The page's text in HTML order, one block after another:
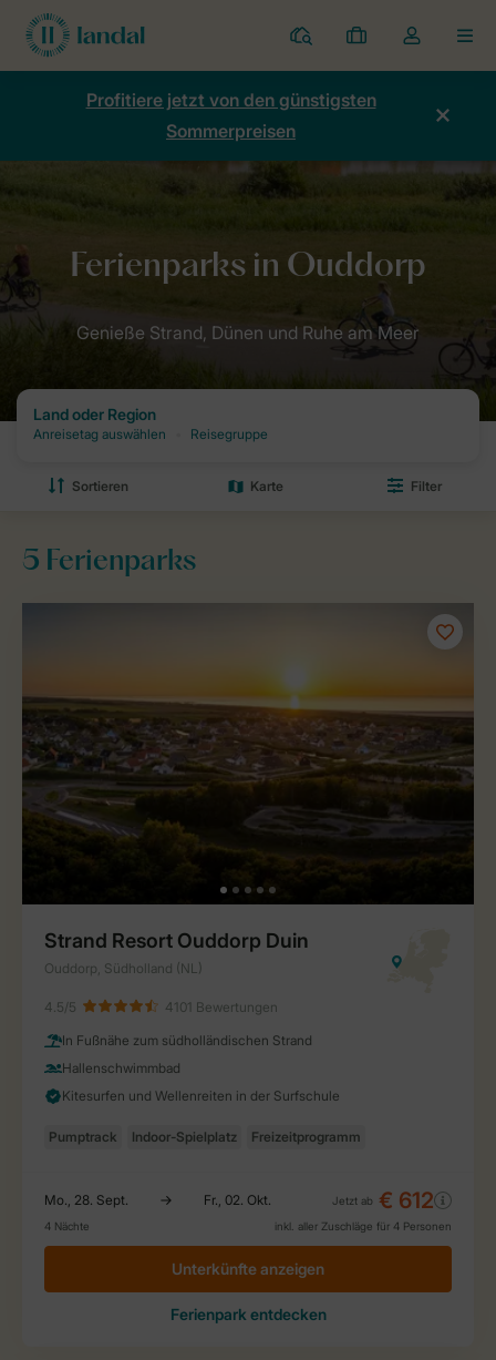
Ferienparks
Meine
Buchungen
Dropdown-
Menü
Kontos
Profitiere jetzt von den günstigsten
Sommerpreisen